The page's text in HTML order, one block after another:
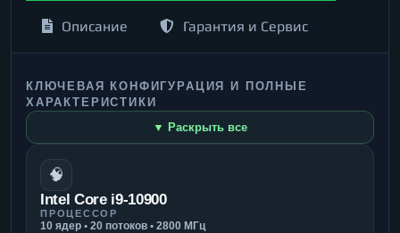
Описание Гарантия и Сервис
КЛЮЧЕВАЯ КОНФИГУРАЦИЯ И ПОЛНЫЕ
ХАРАКТЕРИСТИКИ
▼ Раскрыть все
🧠
Intel Core i9-10900
ПРОЦЕССОР
10 ядер • 20 потоков • 2800 МГц